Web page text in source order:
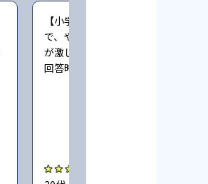
【小学生時の通塾】大学生ばかりな
で、やる気のある先生と無い先生の
が激しい（小学6年時に子どもが通
回答時期:2023年3月）